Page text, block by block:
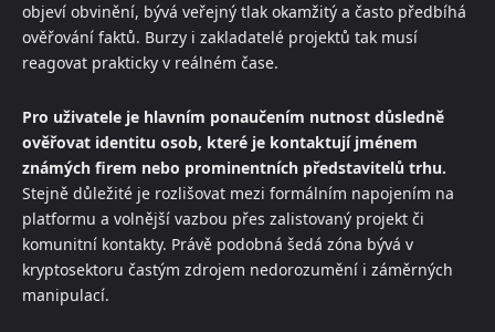
objeví obvinění, bývá veřejný tlak okamžitý a často předbíhá
ověřování faktů. Burzy i zakladatelé projektů tak musí
reagovat prakticky v reálném čase.
Pro uživatele je hlavním ponaučením nutnost důsledně
ověřovat identitu osob, které je kontaktují jménem
známých firem nebo prominentních představitelů trhu.
Stejně důležité je rozlišovat mezi formálním napojením na
platformu a volnější vazbou přes zalistovaný projekt či
komunitní kontakty. Právě podobná šedá zóna bývá v
kryptosektoru častým zdrojem nedorozumění i záměrných
manipulací.